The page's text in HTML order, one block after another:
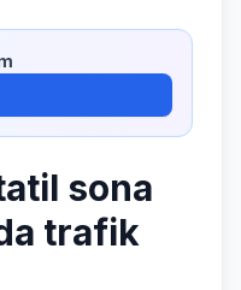
sona
trafik